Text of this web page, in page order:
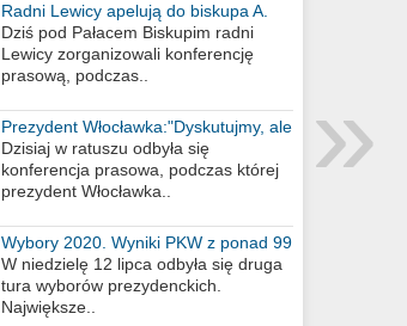
Radni Lewicy apelują do biskupa A.
Wiesława Meringa
Dziś pod Pałacem Biskupim radni
Lewicy zorganizowali konferencję
prasową, podczas..
Prezydent Włocławka:"Dyskutujmy, ale
nie obrażajmy się”
Dzisiaj w ratuszu odbyła się
konferencja prasowa, podczas której
prezydent Włocławka..
Wybory 2020. Wyniki PKW z ponad 99
procent obwodów
W niedzielę 12 lipca odbyła się druga
tura wyborów prezydenckich.
Największe..
»